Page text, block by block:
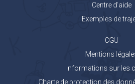
Centre d'aide
Exemples de
CGU
Mentions
Informations sur les
Charte de protection des